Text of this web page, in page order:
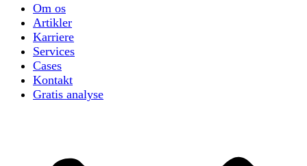
Om os
Artikler
Karriere
Services
Cases
Kontakt
Gratis analyse